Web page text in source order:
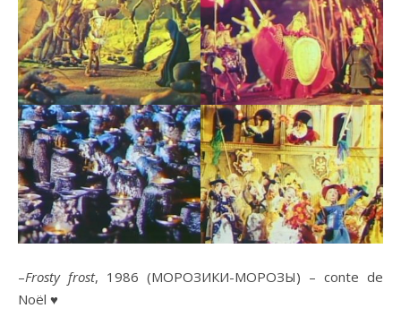
–Frosty frost, 1986 (МОРОЗИКИ-МОРОЗЫ) – conte de
Noël ♥